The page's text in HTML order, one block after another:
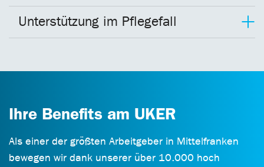
Unterstützung im Pflegefall
Ihre Benefits am UKER
Als einer der größten Arbeitgeber in Mittelfranken
bewegen wir dank unserer über 10.000 hoch